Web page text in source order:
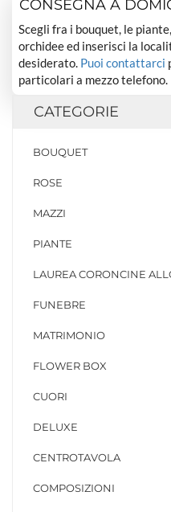
CONSEGNA A
Scegli fra i bouquet, le
orchidee ed inserisci la
desiderato. Puoi contattarci
particolari a mezzo telefono.
CATEGORIE
BOUQUET
ROSE
MAZZI
PIANTE
LAUREA CORONCINE
FUNEBRE
MATRIMONIO
FLOWER BOX
CUORI
DELUXE
CENTROTAVOLA
COMPOSIZIONI